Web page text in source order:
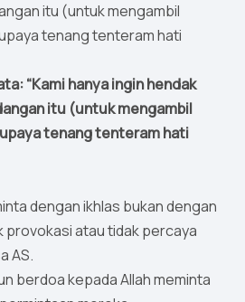
itu (untuk mengambil
tenang tenteram hati
“Kami hanya ingin hendak
itu (untuk mengambil
tenang tenteram hati
dengan ikhlas bukan dengan
provokasi atau tidak percaya
AS.
berdoa kepada Allah meminta